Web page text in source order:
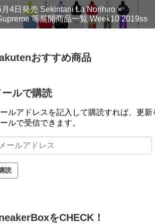
月4日発売 Sekintani La Norihiro ×
等展開商品一覧 Week10 2019ss
おすすめ商品
ールで購読
ールアドレスを記入して購読すれば、更新
ールで受信できます。
をCHECK！